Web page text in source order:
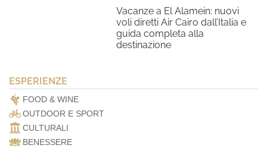
Vacanze a El Alamein: nuovi
voli diretti Air Cairo dall’Italia e
guida completa alla
destinazione
ESPERIENZE
FOOD & WINE
OUTDOOR E SPORT
CULTURALI
BENESSERE